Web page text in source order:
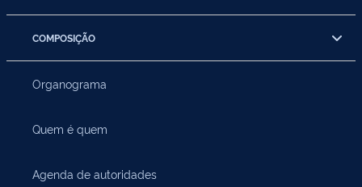
COMPOSIÇÃO
Organograma
Quem é quem
Agenda de autoridades